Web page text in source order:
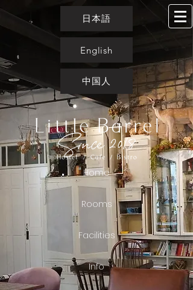
日本語
English
中国人
Home
Rooms
Facilities
Info